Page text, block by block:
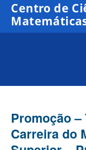
Centro de
Promoção
Carreira do